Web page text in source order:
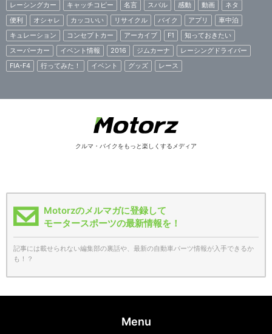
レーシングカー
キャッチコピー 名言 スバル 感動 動画
ネタ
便利
オシャレ カッコいい リサイクル バイク アプリ
車中泊
キュレーション
コンセプトカー アーカイブ F1
知っておきたい
スーパーカー
イベント情報 2016 ジムカーナ
レーシングドライバー
FIA-F4
行ってみた！ イベント グッズ レース
クルマ・バイクをもっと楽しくするメディア
Motorzのメルマガに登録して
モータースポーツの最新情報を！
記事には載せられない編集部の裏話や、最新の自動車パーツ情報が入手できるか
も！？
Menu